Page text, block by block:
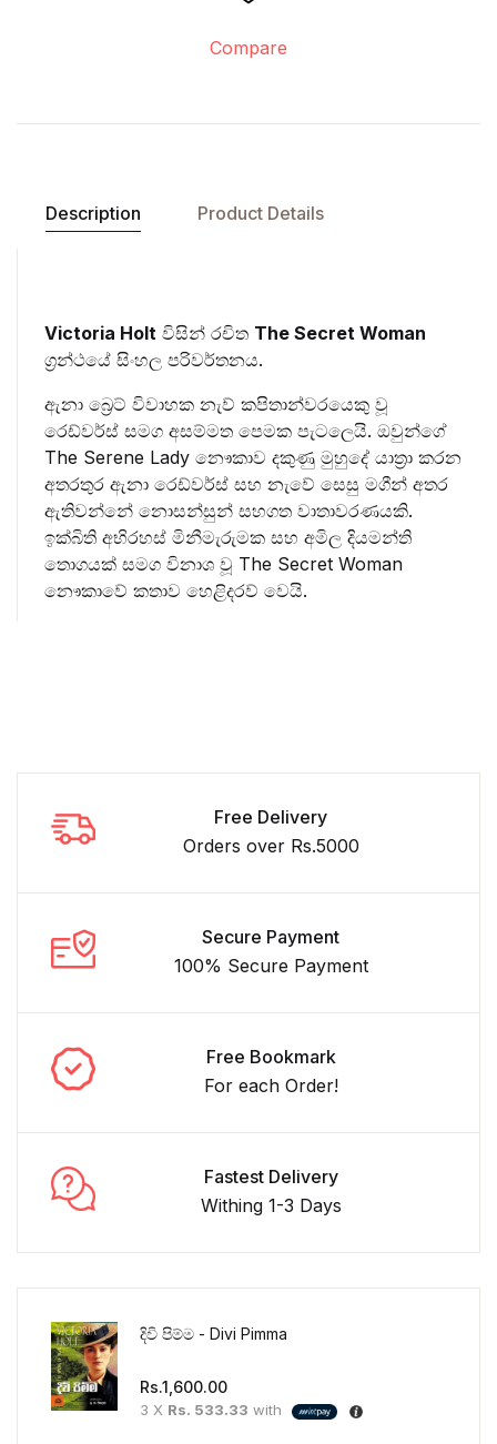
Compare
Description Product Details
Victoria Holt විසින් රචිත The Secret Woman
ග්‍රන්ථයේ සිංහල පරිවර්තනය.
ඇනා බ්‍රෙට් විවාහක නැව් කපිතාන්වරයෙකු වූ
රෙඩ්වර්ස් සමග අසම්මත පෙමක පැටලෙයි. ඔවුන්ගේ
The Serene Lady නෞකාව දකුණු මුහුදේ යාත්‍රා කරන
අතරතුර ඇනා රෙඩ්වර්ස් සහ නැවේ සෙසු මගීන් අතර
ඇතිවන්නේ නොසන්සුන් සහගත වාතාවරණයකි.
ඉක්බිති අභිරහස් මිනීමැරුමක සහ අමිල දියමන්ති
තොගයක් සමග විනාශ වූ The Secret Woman
නෞකාවේ කතාව හෙළිදරව් වෙයි.
Free Delivery
Orders over Rs.5000
Secure Payment
100% Secure Payment
Free Bookmark
For each Order!
Fastest Delivery
Withing 1-3 Days
දිවි පිම්ම - Divi Pimma
Rs.1,600.00
3 X Rs. 533.33 with